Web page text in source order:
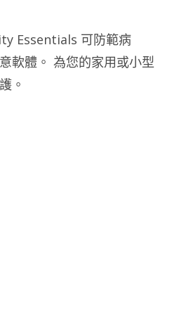
Essentials 可防範病
軟體。 為您的家用或小型
。